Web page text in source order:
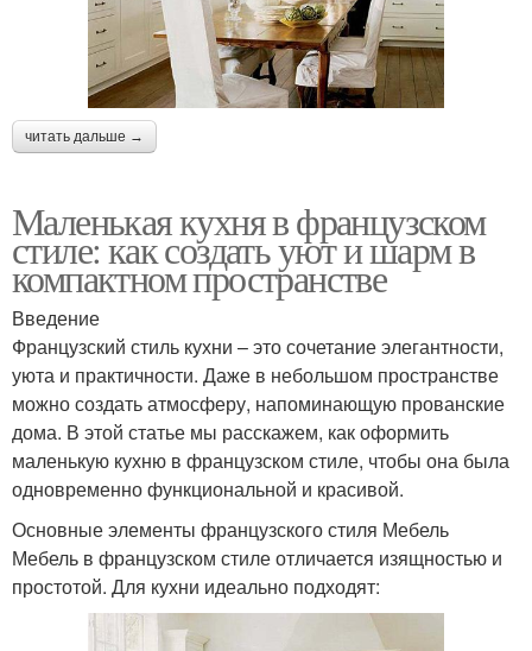
читать дальше →
Маленькая кухня в французском
стиле: как создать уют и шарм в
компактном пространстве
Введение
Французский стиль кухни – это сочетание элегантности,
уюта и практичности. Даже в небольшом пространстве
можно создать атмосферу, напоминающую прованские
дома. В этой статье мы расскажем, как оформить
маленькую кухню в французском стиле, чтобы она была
одновременно функциональной и красивой.
Основные элементы французского стиля Мебель
Мебель в французском стиле отличается изящностью и
простотой. Для кухни идеально подходят: